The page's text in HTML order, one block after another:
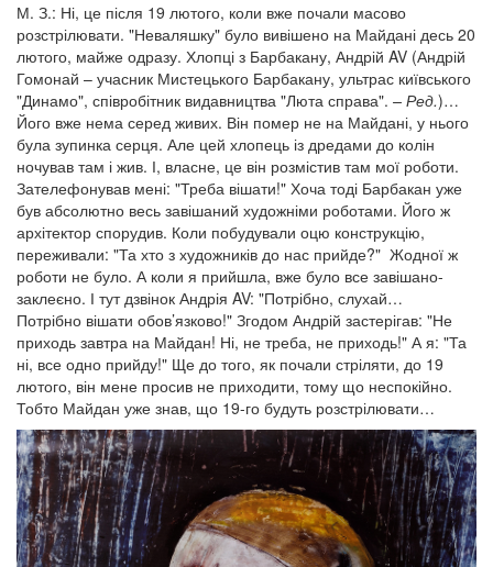
М. З.: Ні, це після 19 лютого, коли вже почали масово
розстрілювати. "Неваляшку" було вивішено на Майдані десь 20
лютого, майже одразу. Хлопці з Барбакану, Андрій AV (Андрій
Гомонай – учасник Мистецького Барбакану, ультрас київського
"Динамо", співробітник видавництва "Люта справа". – Ред.)…
Його вже нема серед живих. Він помер не на Майдані, у нього
була зупинка серця. Але цей хлопець із дредами до колін
ночував там і жив. І, власне, це він розмістив там мої роботи.
Зателефонував мені: "Треба вішати!" Хоча тоді Барбакан уже
був абсолютно весь завішаний художніми роботами. Його ж
архітектор спорудив. Коли побудували оцю конструкцію,
переживали: "Та хто з художників до нас прийде?" Жодної ж
роботи не було. А коли я прийшла, вже було все завішано-
заклеєно. І тут дзвінок Андрія AV: "Потрібно, слухай…
Потрібно вішати обов’язково!" Згодом Андрій застерігав: "Не
приходь завтра на Майдан! Ні, не треба, не приходь!" А я: "Та
ні, все одно прийду!" Ще до того, як почали стріляти, до 19
лютого, він мене просив не приходити, тому що неспокійно.
Тобто Майдан уже знав, що 19-го будуть розстрілювати…